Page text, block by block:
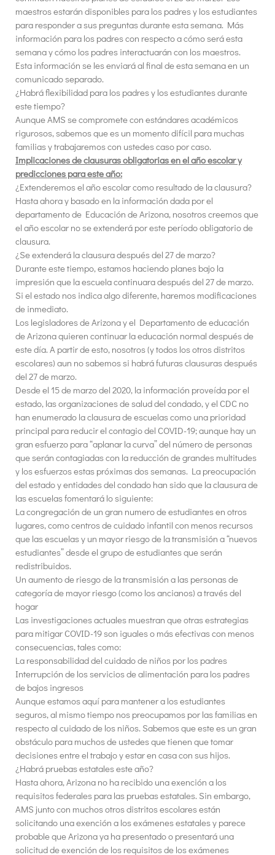
maestros estarán disponibles para los padres y los estudiantes
para responder a sus preguntas durante esta semana. Más
información para los padres con respecto a cómo será esta
semana y cómo los padres interactuarán con los maestros.
Esta información se les enviará al final de esta semana en un
comunicado separado.
¿Habrá flexibilidad para los padres y los estudiantes durante
este tiempo?
Aunque AMS se compromete con estándares académicos
rigurosos, sabemos que es un momento difícil para muchas
familias y trabajaremos con ustedes caso por caso.
Implicaciones de clausuras obligatorias en el año escolar y
predicciones para este año:
¿Extenderemos el año escolar como resultado de la clausura?
Hasta ahora y basado en la información dada por el
departamento de Educación de Arizona, nosotros creemos que
el año escolar no se extenderá por este período obligatorio de
clausura.
¿Se extenderá la clausura después del 27 de marzo?
Durante este tiempo, estamos haciendo planes bajo la
impresión que la escuela continuara después del 27 de marzo.
Si el estado nos indica algo diferente, haremos modificaciones
de inmediato.
Los legisladores de Arizona y el Departamento de educación
de Arizona quieren continuar la educación normal después de
este día. A partir de esto, nosotros (y todos los otros distritos
escolares) aun no sabemos si habrá futuras clausuras después
del 27 de marzo.
Desde el 15 de marzo del 2020, la información proveída por el
estado, las organizaciones de salud del condado, y el CDC no
han enumerado la clausura de escuelas como una prioridad
principal para reducir el contagio del COVID-19; aunque hay un
gran esfuerzo para “aplanar la curva” del número de personas
que serán contagiadas con la reducción de grandes multitudes
y los esfuerzos estas próximas dos semanas. La preocupación
del estado y entidades del condado han sido que la clausura de
las escuelas fomentará lo siguiente:
La congregación de un gran numero de estudiantes en otros
lugares, como centros de cuidado infantil con menos recursos
que las escuelas y un mayor riesgo de la transmisión a “nuevos
estudiantes” desde el grupo de estudiantes que serán
redistribuidos.
Un aumento de riesgo de la transmisión a las personas de
categoría de mayor riesgo (como los ancianos) a través del
hogar
Las investigaciones actuales muestran que otras estrategias
para mitigar COVID-19 son iguales o más efectivas con menos
consecuencias, tales como:
La responsabilidad del cuidado de niños por los padres
Interrupción de los servicios de alimentación para los padres
de bajos ingresos
Aunque estamos aquí para mantener a los estudiantes
seguros, al mismo tiempo nos preocupamos por las familias en
respecto al cuidado de los niños. Sabemos que este es un gran
obstáculo para muchos de ustedes que tienen que tomar
decisiones entre el trabajo y estar en casa con sus hijos.
¿Habrá pruebas estatales este año?
Hasta ahora, Arizona no ha recibido una exención a los
requisitos federales para las pruebas estatales. Sin embargo,
AMS junto con muchos otros distritos escolares están
solicitando una exención a los exámenes estatales y parece
probable que Arizona ya ha presentado o presentará una
solicitud de exención de los requisitos de los exámenes